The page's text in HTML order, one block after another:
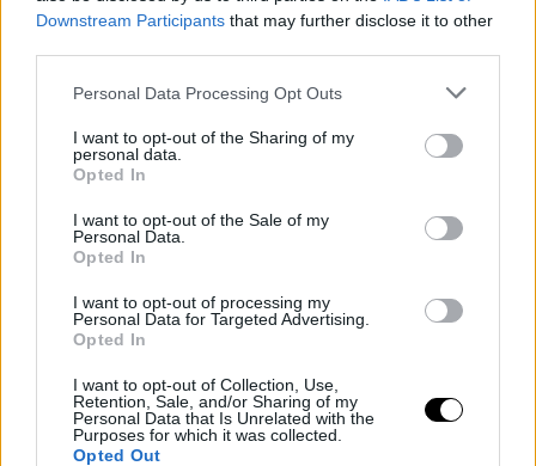
Downstream Participants that may further disclose it to other
Personal Data Processing Opt Outs
I want to opt-out of the Sharing of my
personal data.
Opted In
I want to opt-out of the Sale of my
Personal Data.
Opted In
I want to opt-out of processing my
Personal Data for Targeted Advertising.
Opted In
I want to opt-out of Collection, Use,
Retention, Sale, and/or Sharing of my
Personal Data that Is Unrelated with the
Purposes for which it was collected.
Opted Out